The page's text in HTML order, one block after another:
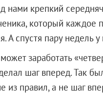
нами крепкий
который каждое
А спустя пару недель
заработать
шаг вперед. Так
из правил, а не шаг